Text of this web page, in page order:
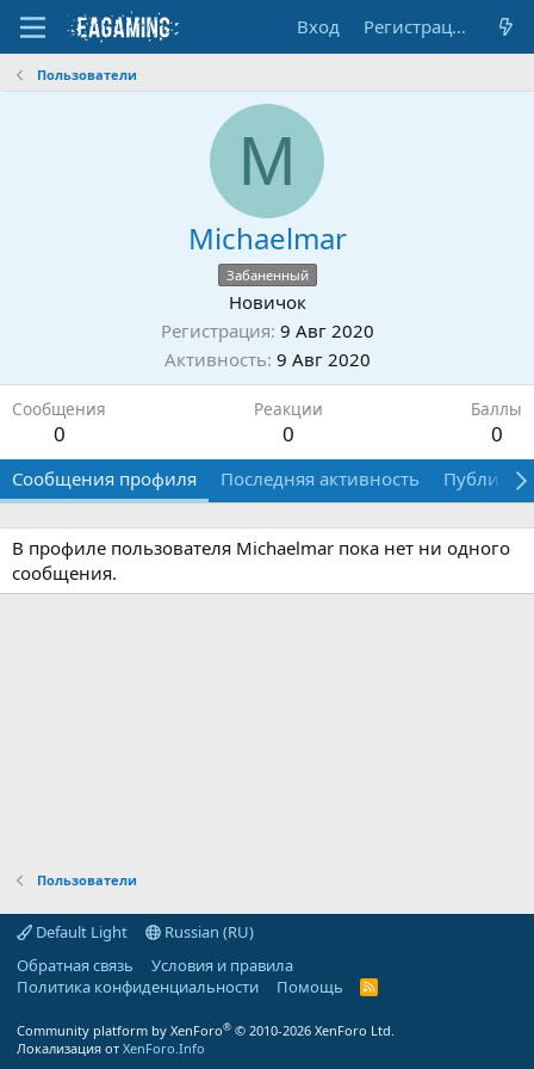
Вход Регистрация
Пользователи
M
Michaelmar
Забаненный
Новичок
Регистрация 9 Авг 2020
Активность 9 Авг 2020
Сообщения
0
Реакции
0
Баллы
0
Сообщения профиля Последняя активность
В профиле пользователя Michaelmar пока нет ни одного
сообщения.
Пользователи
Default Light
Russian (RU)
Обратная связь
Условия и правила
Политика конфиденциальности
Помощь
R
Community platform by XenForo® © 2010-2026 XenForo Ltd.
Локализация от XenForo.Info